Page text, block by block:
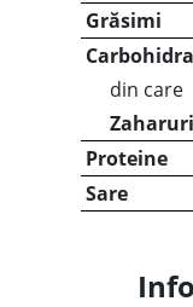
Grăsimi
din care
Zaharuri
Proteine
Sare